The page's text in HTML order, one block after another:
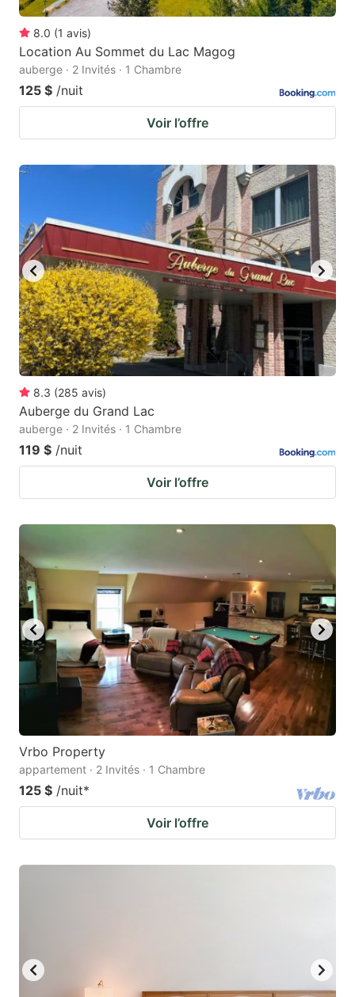
8.0 (1 avis)
Location Au Sommet du Lac Magog
auberge · 2 Invités · 1 Chambre
125 $ /nuit
Voir l’offre
8.3 (285 avis)
Auberge du Grand Lac
auberge · 2 Invités · 1 Chambre
119 $ /nuit
Voir l’offre
Vrbo Property
appartement · 2 Invités · 1 Chambre
125 $ /nuit*
Voir l’offre